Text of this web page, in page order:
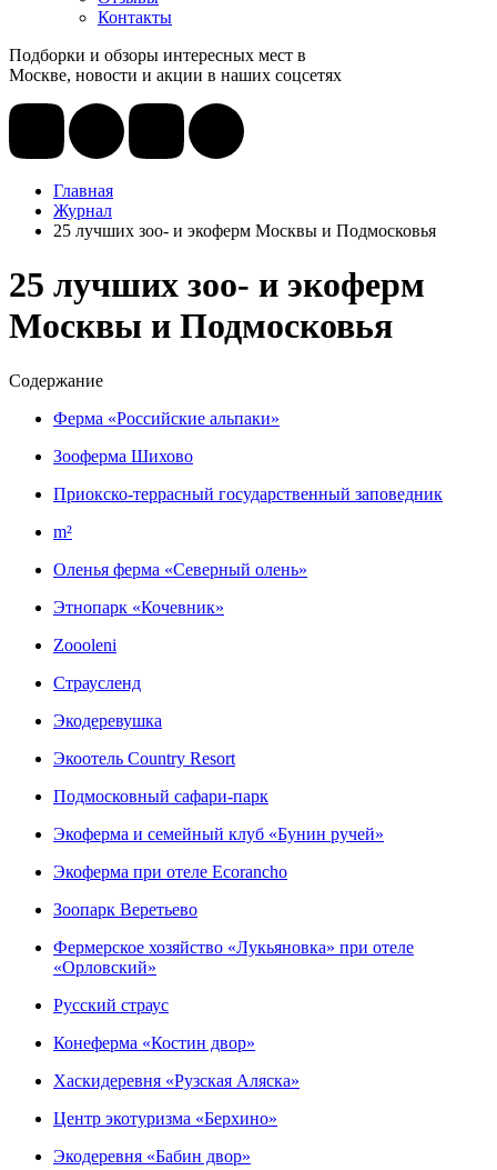
Контакты
Подборки и обзоры интересных мест в
Москве, новости и акции в наших соцсетях
Главная
Журнал
25 лучших зоо- и экоферм Москвы и Подмосковья
25 лучших зоо- и экоферм
Москвы и Подмосковья
Содержание
Ферма «Российские альпаки»
Зооферма Шихово
Приокско-террасный государственный заповедник
m²
Оленья ферма «Северный олень»
Этнопарк «Кочевник»
Zoooleni
Страусленд
Экодеревушка
Экоотель Country Resort
Подмосковный сафари-парк
Экоферма и семейный клуб «Бунин ручей»
Экоферма при отеле Ecorancho
Зоопарк Веретьево
Фермерское хозяйство «Лукьяновка» при отеле
«Орловский»
Русский страус
Конеферма «Костин двор»
Хаскидеревня «Рузская Аляска»
Центр экотуризма «Берхино»
Экодеревня «Бабин двор»